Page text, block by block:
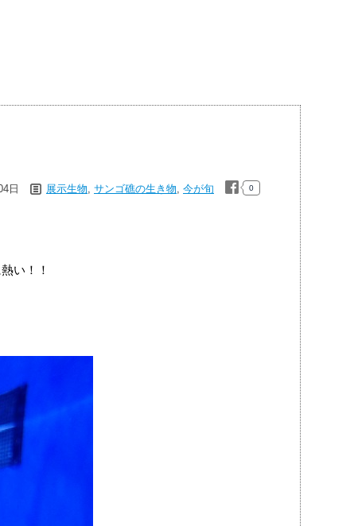
日 展示生物, サンゴ礁の生き物, 今が旬 0
い！！